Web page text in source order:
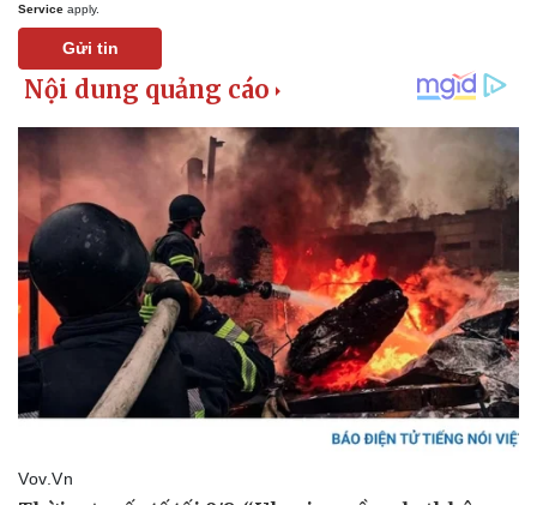
Service apply.
Gửi tin